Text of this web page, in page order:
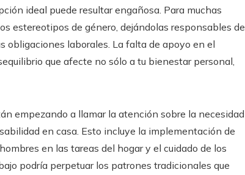
ideal puede resultar engañosa. Para muchas
estereotipos de género, dejándolas responsables de
obligaciones laborales. La falta de apoyo en el
que afecte no sólo a tu bienestar personal,
empezando a llamar la atención sobre la necesidad
en casa. Esto incluye la implementación de
en las tareas del hogar y el cuidado de los
podría perpetuar los patrones tradicionales que